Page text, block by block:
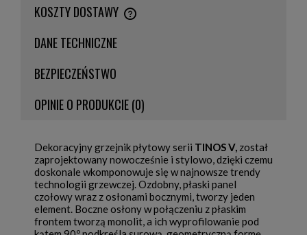
KOSZTY DOSTAWY
CENA NIE ZAWIERA EWENTUALNYCH KOSZTÓW PŁATNOŚCI
DANE TECHNICZNE
BEZPIECZEŃSTWO
OPINIE O PRODUKCIE (0)
Dekoracyjny grzejnik płytowy serii TINOS V, został
zaprojektowany nowocześnie i stylowo, dzięki czemu
doskonale wkomponowuje się w najnowsze trendy
technologii grzewczej. Ozdobny, płaski panel
czołowy wraz z osłonami bocznymi, tworzy jeden
element. Boczne osłony w połączeniu z płaskim
frontem tworzą monolit, a ich wyprofilowanie pod